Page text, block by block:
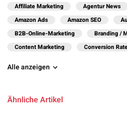
Affiliate Marketing Agentur News
Amazon Ads
Amazon SEO
B2B-Online-Marketing
Branding /
Content Marketing
Conversion
Alle anzeigen
Ähnliche Artikel